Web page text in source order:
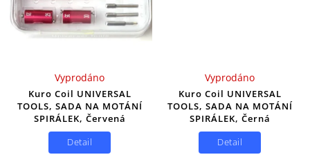
Kuro Coil UNIVERSAL
TOOLS, SADA NA MOTÁNÍ
SPIRÁLEK, Červená
Vyprodáno
Detail
Kuro Coil UNIVERSAL
TOOLS, SADA NA MOTÁNÍ
SPIRÁLEK, Černá
Vyprodáno
Detail